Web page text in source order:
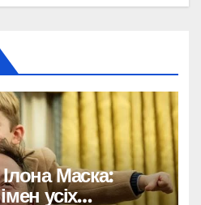
Маска:
усіх